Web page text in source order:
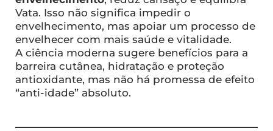
Vata. Isso não significa impedir o
envelhecimento, mas apoiar um processo de
envelhecer com mais saúde e vitalidade.
A ciência moderna sugere benefícios para a
barreira cutânea, hidratação e proteção
antioxidante, mas não há promessa de efeito
“anti-idade” absoluto.